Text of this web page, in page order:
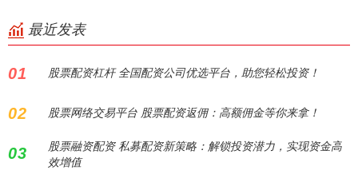
最近发表
01 股票配资杠杆 全国配资公司优选平台，助您轻松投资！
02 股票网络交易平台 股票配资返佣：高额佣金等你来拿！
03
股票融资配资 私募配资新策略：解锁投资潜力，实现资金高
效增值